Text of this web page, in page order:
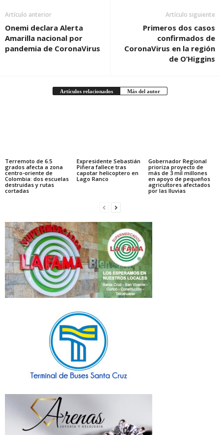
Artículo anterior
Onemi declara Alerta
Amarilla nacional por
pandemia de CoronaVirus
Artículo siguiente
Primeros dos casos
confirmados de
CoronaVirus en la región
de O’Higgins
Artículos relacionados Más del autor
Terremoto de 6.5
grados afecta a zona
centro-oriente de
Colombia: dos escuelas
destruidas y rutas
cortadas
Expresidente Sebastián
Piñera fallece tras
capotar helicoptero en
Lago Ranco
Gobernador Regional
prioriza proyecto de
más de 3 mil millones
en apoyo de pequeños
agricultores afectados
por las lluvias